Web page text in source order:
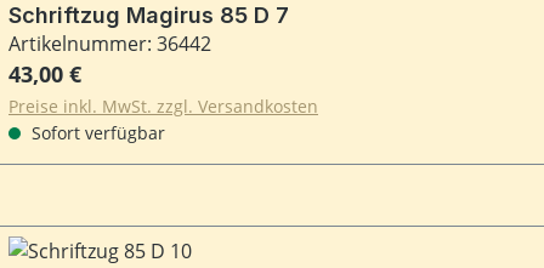
Schriftzug Magirus 85 D 7
Artikelnummer: 36442
Regulärer Preis:
43,00 €
Preise inkl. MwSt. zzgl. Versandkosten
Sofort verfügbar